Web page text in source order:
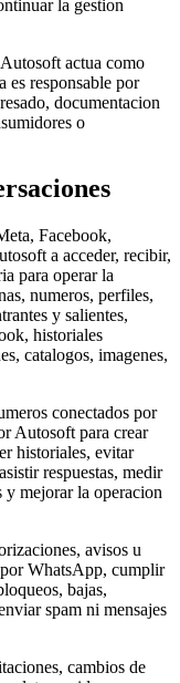
la gestion
actua como
es responsable por
documentacion
o
Facebook,
a acceder, recibir,
para operar la
numeros, perfiles,
y salientes,
historiales
catalogos, imagenes,
conectados por
Autosoft para crear
historiales, evitar
respuestas, medir
y mejorar la operacion
avisos u
WhatsApp, cumplir
bajas,
spam ni mensajes
cambios de